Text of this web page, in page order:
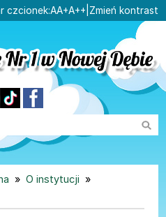
Przejdź do wyszukiwarki
czcionek:Ustaw domyślną
AUstaw większą
A+Ustaw największą
A++ Zmień kontrast
»
O instytucji